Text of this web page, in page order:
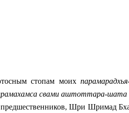
стопам моих
свами аштоттара-шата
Шри Шримад